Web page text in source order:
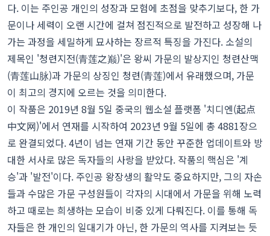
다. 이는 주인공 개인의 성장과 모험에 초점을 맞추기보다, 한 가
문이나 세력이 오랜 시간에 걸쳐 점진적으로 발전하고 성장해 나
가는 과정을 세밀하게 묘사하는 장르적 특징을 가진다. 소설의
제목인 '청련지전(青莲之巅)'은 왕씨 가문의 발상지인 청련산맥
(青莲山脉)과 가문의 상징인 청련(青莲)에서 유래했으며, 가문
이 최고의 경지에 오르는 것을 의미한다.
이 작품은 2019년 8월 5일 중국의 웹소설 플랫폼 '치디엔(起点
中文网)'에서 연재를 시작하여 2023년 9월 5일에 총 4881장으
로 완결되었다. 4년이 넘는 연재 기간 동안 꾸준한 업데이트와 방
대한 서사로 많은 독자들의 사랑을 받았다. 작품의 핵심은 '계
승'과 '발전'이다. 주인공 왕장생의 활약도 중요하지만, 그의 자손
들과 수많은 가문 구성원들이 각자의 시대에서 가문을 위해 노력
하고 때로는 희생하는 모습이 비중 있게 다뤄진다. 이를 통해 독
자들은 한 개인의 일대기가 아닌, 한 가문의 역사를 지켜보는 듯